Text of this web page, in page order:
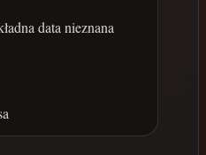
data nieznana